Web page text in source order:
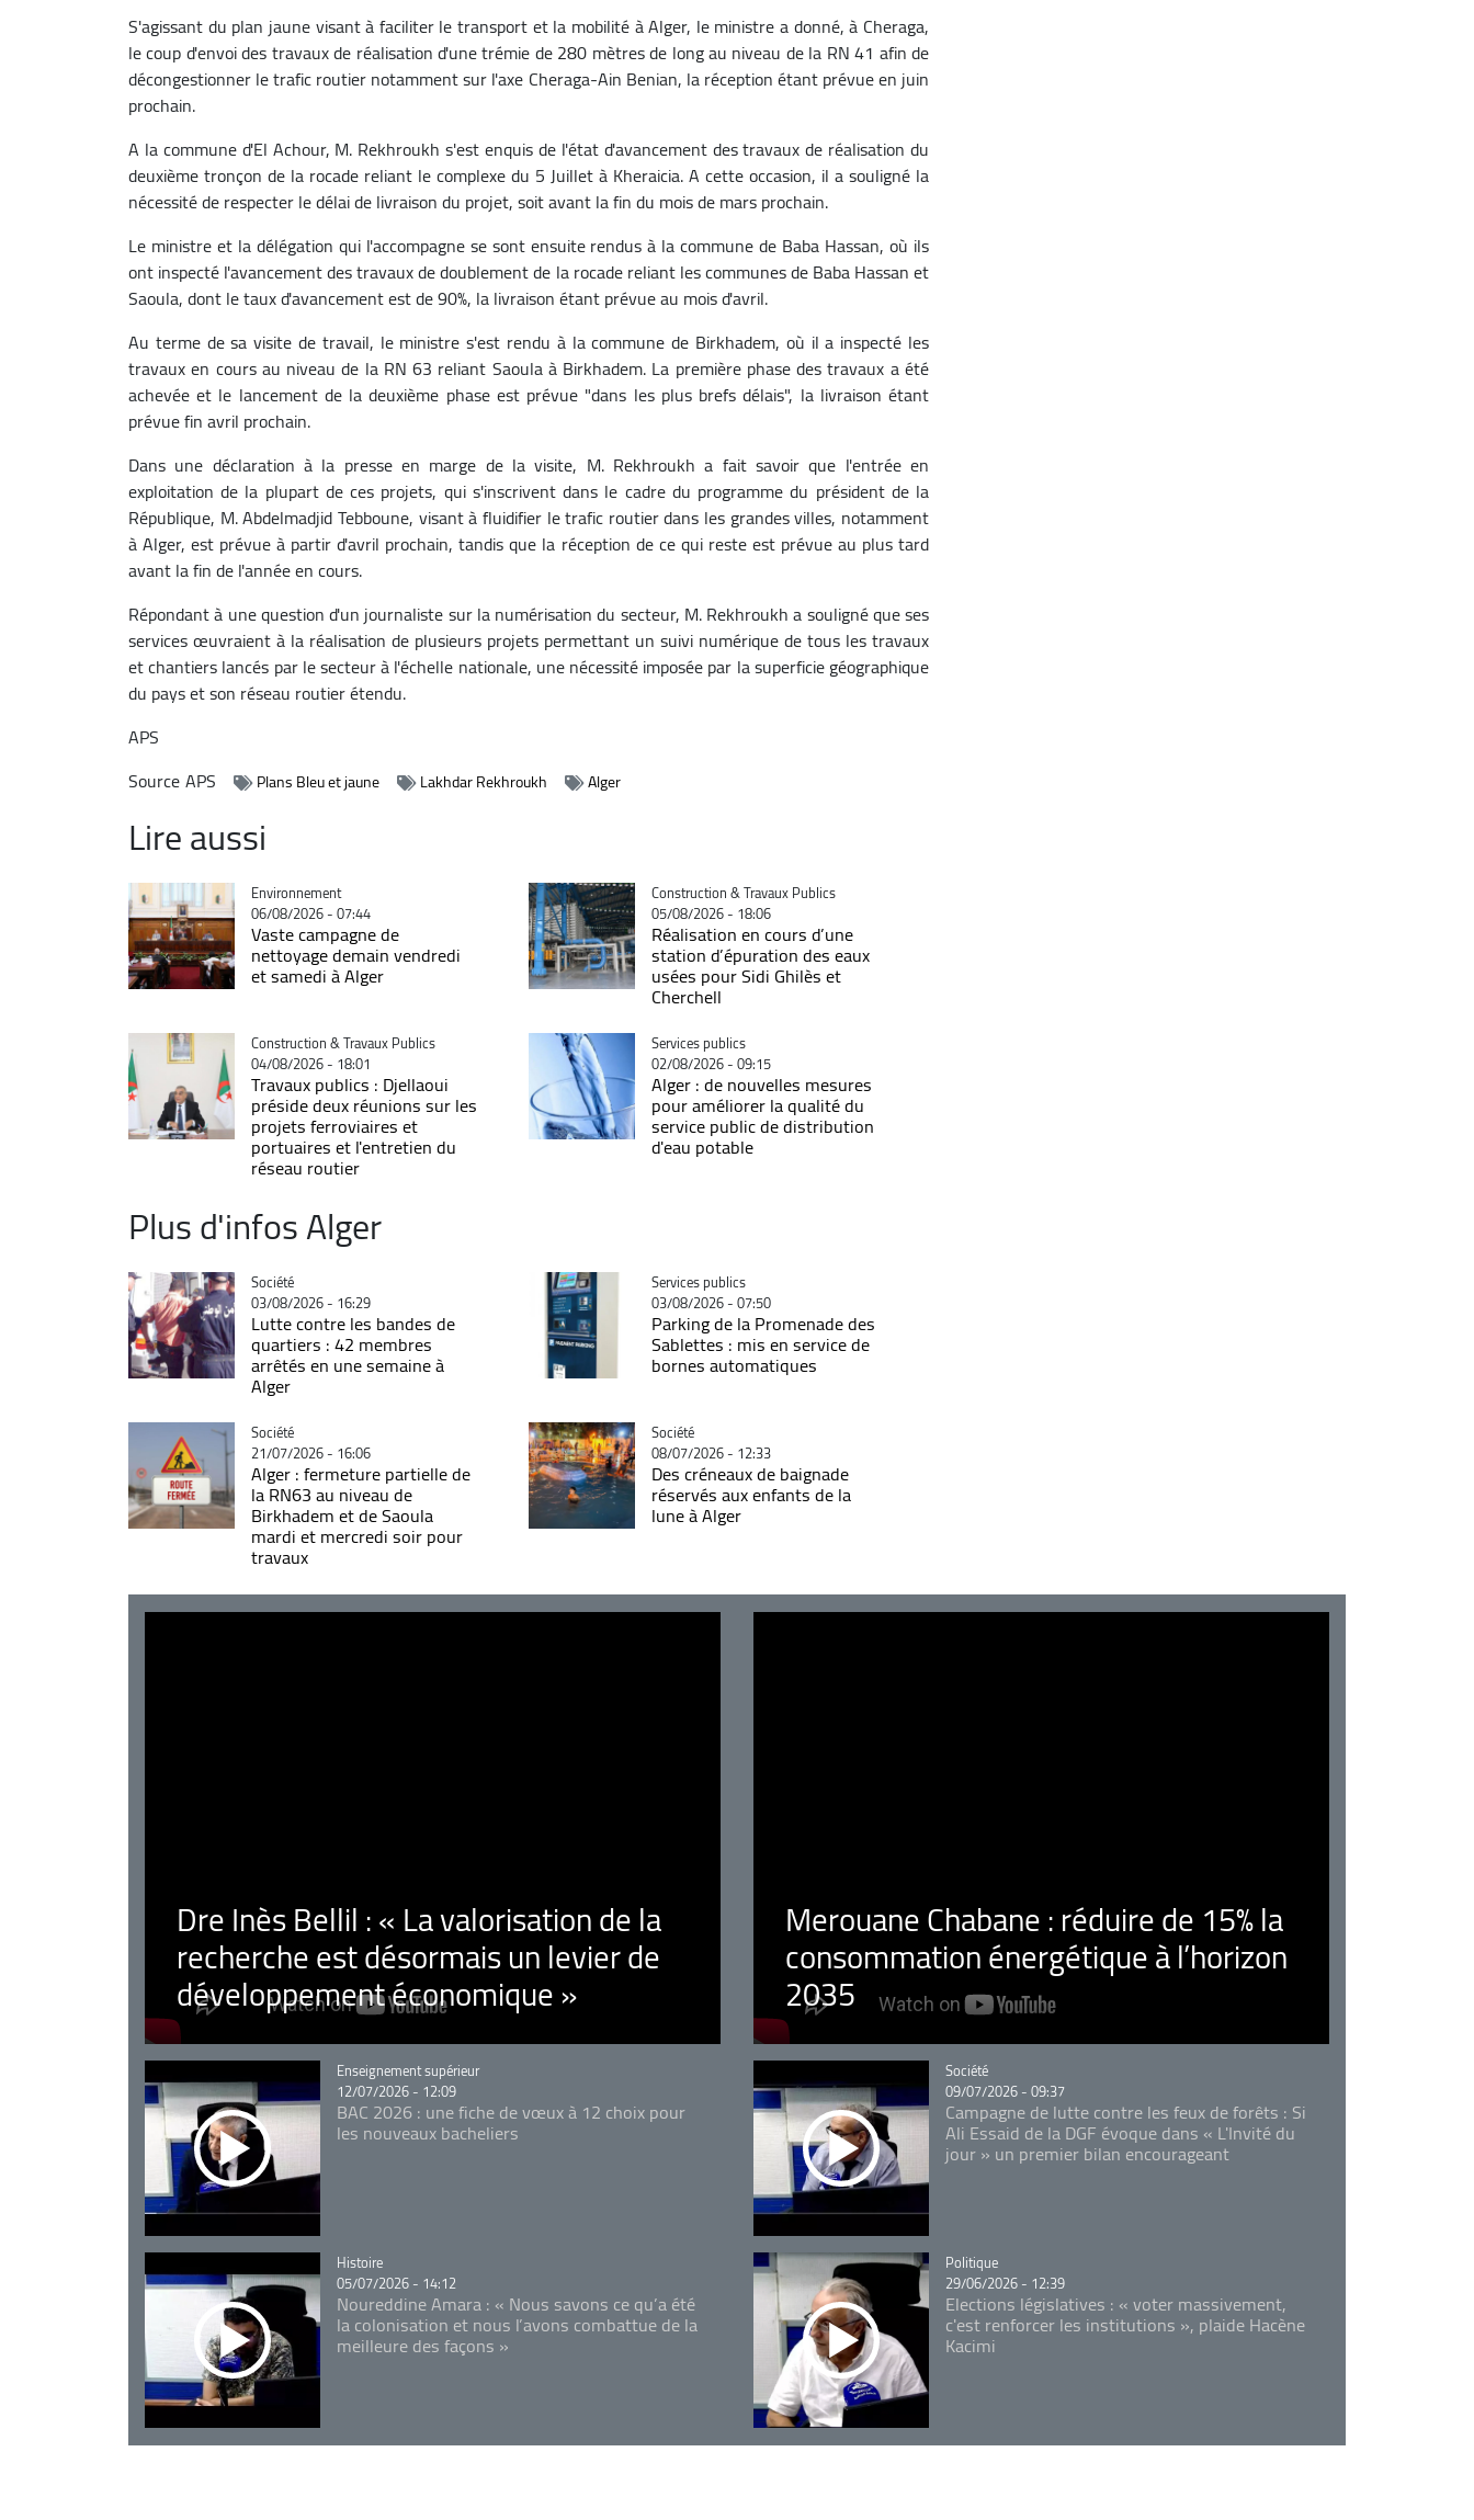
S'agissant du plan jaune visant à faciliter le transport et la mobilité à Alger, le ministre a donné, à Cheraga,
le coup d'envoi des travaux de réalisation d'une trémie de 280 mètres de long au niveau de la RN 41 afin de
décongestionner le trafic routier notamment sur l'axe Cheraga-Ain Benian, la réception étant prévue en juin
prochain.
A la commune d'El Achour, M. Rekhroukh s'est enquis de l'état d'avancement des travaux de réalisation du
deuxième tronçon de la rocade reliant le complexe du 5 Juillet à Kheraicia. A cette occasion, il a souligné la
nécessité de respecter le délai de livraison du projet, soit avant la fin du mois de mars prochain.
Le ministre et la délégation qui l'accompagne se sont ensuite rendus à la commune de Baba Hassan, où ils
ont inspecté l'avancement des travaux de doublement de la rocade reliant les communes de Baba Hassan et
Saoula, dont le taux d'avancement est de 90%, la livraison étant prévue au mois d'avril.
Au terme de sa visite de travail, le ministre s'est rendu à la commune de Birkhadem, où il a inspecté les
travaux en cours au niveau de la RN 63 reliant Saoula à Birkhadem. La première phase des travaux a été
achevée et le lancement de la deuxième phase est prévue "dans les plus brefs délais", la livraison étant
prévue fin avril prochain.
Dans une déclaration à la presse en marge de la visite, M. Rekhroukh a fait savoir que l'entrée en
exploitation de la plupart de ces projets, qui s'inscrivent dans le cadre du programme du président de la
République, M. Abdelmadjid Tebboune, visant à fluidifier le trafic routier dans les grandes villes, notamment
à Alger, est prévue à partir d'avril prochain, tandis que la réception de ce qui reste est prévue au plus tard
avant la fin de l'année en cours.
Répondant à une question d'un journaliste sur la numérisation du secteur, M. Rekhroukh a souligné que ses
services œuvraient à la réalisation de plusieurs projets permettant un suivi numérique de tous les travaux
et chantiers lancés par le secteur à l'échelle nationale, une nécessité imposée par la superficie géographique
du pays et son réseau routier étendu.
APS
SourceAPS Plans Bleu et jaune Lakhdar Rekhroukh Alger
Lire aussi
Catégorie
Environnement
06/08/2026 - 07:44
Vaste campagne de
nettoyage demain vendredi
et samedi à Alger
Catégorie
Construction & Travaux Publics
05/08/2026 - 18:06
Réalisation en cours d’une
station d’épuration des eaux
usées pour Sidi Ghilès et
Cherchell
Catégorie
Construction & Travaux Publics
04/08/2026 - 18:01
Travaux publics : Djellaoui
préside deux réunions sur les
projets ferroviaires et
portuaires et l'entretien du
réseau routier
Catégorie
Services publics
02/08/2026 - 09:15
Alger : de nouvelles mesures
pour améliorer la qualité du
service public de distribution
d'eau potable
Plus d'infos Alger
Catégorie
Société
03/08/2026 - 16:29
Lutte contre les bandes de
quartiers : 42 membres
arrêtés en une semaine à
Alger
Catégorie
Services publics
03/08/2026 - 07:50
Parking de la Promenade des
Sablettes : mis en service de
bornes automatiques
Catégorie
Société
21/07/2026 - 16:06
Alger : fermeture partielle de
la RN63 au niveau de
Birkhadem et de Saoula
mardi et mercredi soir pour
travaux
Catégorie
Société
08/07/2026 - 12:33
Des créneaux de baignade
réservés aux enfants de la
lune à Alger
Dre Inès Bellil : « La valorisation de la
recherche est désormais un levier de
développement économique »
Merouane Chabane : réduire de 15% la
consommation énergétique à l’horizon
2035
Catégorie
Enseignement supérieur
12/07/2026 - 12:09
BAC 2026 : une fiche de vœux à 12 choix pour
les nouveaux bacheliers
Catégorie
Société
09/07/2026 - 09:37
Campagne de lutte contre les feux de forêts : Si
Ali Essaid de la DGF évoque dans « L'Invité du
jour » un premier bilan encourageant
Catégorie
Histoire
05/07/2026 - 14:12
Noureddine Amara : « Nous savons ce qu’a été
la colonisation et nous l’avons combattue de la
meilleure des façons »
Catégorie
Politique
29/06/2026 - 12:39
Elections législatives : « voter massivement,
c'est renforcer les institutions », plaide Hacène
Kacimi